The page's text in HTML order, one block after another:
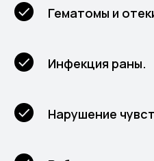
Гематомы и
Инфекция раны.
Нарушение